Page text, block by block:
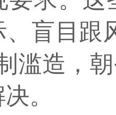
、盲目跟
滥造，
。